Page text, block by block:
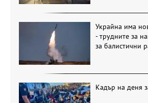
Украйна има
- трудните за
за балистични
Кадър на деня